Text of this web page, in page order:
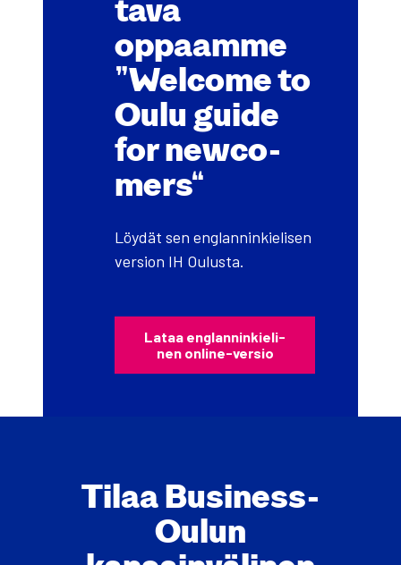
ta­va
oppaam­me
“Welco­me to
Oulu gui­de
for newco­
mers”
Löy­dät sen englan­nin­kie­li­sen
ver­sion IH Oulus­ta.
Lataa englan­nin­kie­li­
nen onli­ne-ver­sio
Tilaa Business­
Oulun